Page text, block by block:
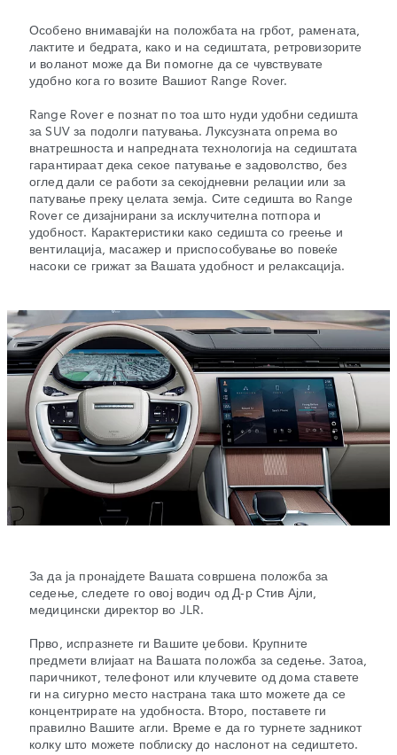
Особено внимавајќи на положбата на грбот, рамената,
лактите и бедрата, како и на седиштата, ретровизорите
и воланот може да Ви помогне да се чувствувате
удобно кога го возите Вашиот Range Rover.
Range Rover е познат по тоа што нуди удобни седишта
за SUV за подолги патувања. Луксузната опрема во
внатрешноста и напредната технологија на седиштата
гарантираат дека секое патување е задоволство, без
оглед дали се работи за секојдневни релации или за
патување преку целата земја. Сите седишта во Range
Rover се дизајнирани за исклучителна потпора и
удобност. Карактеристики како седишта со греење и
вентилација, масажер и приспособување во повеќе
насоки се грижат за Вашата удобност и релаксација.
За да ја пронајдете Вашата совршена положба за
седење, следете го овој водич од Д-р Стив Ајли,
медицински директор во JLR.
Прво, испразнете ги Вашите џебови. Крупните
предмети влијаат на Вашата положба за седење. Затоа,
паричникот, телефонот или клучевите од дома ставете
ги на сигурно место настрана така што можете да се
концентрирате на удобноста. Второ, поставете ги
правилно Вашите агли. Време е да го турнете задникот
колку што можете поблиску до наслонот на седиштето.